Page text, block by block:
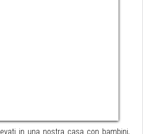
in una nostra casa con bambini,